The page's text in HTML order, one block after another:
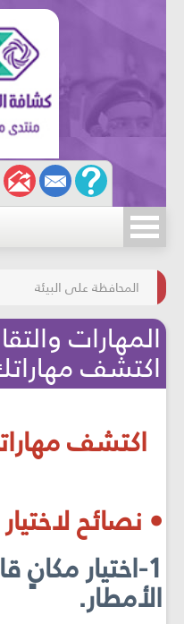
مسابقة الركب الحسينيّ
المحافظة على البيئة
المهارات
اكتشف
اكتشف
• نصائح
1-اختيار
الأمطار.